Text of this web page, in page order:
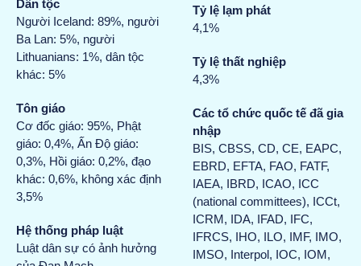
Dân tộc
Người Iceland: 89%, người
Ba Lan: 5%, người
Lithuanians: 1%, dân tộc
khác: 5%
Tôn giáo
Cơ đốc giáo: 95%, Phật
giáo: 0,4%, Ấn Độ giáo:
0,3%, Hồi giáo: 0,2%, đạo
khác: 0,6%, không xác định
3,5%
Hệ thống pháp luật
Luật dân sự có ảnh hưởng
Tỷ lệ lạm phát
4,1%
Tỷ lệ thất nghiệp
4,3%
Các tổ chức quốc tế đã gia
nhập
BIS, CBSS, CD, CE, EAPC,
EBRD, EFTA, FAO, FATF,
IAEA, IBRD, ICAO, ICC
(national committees), ICCt,
ICRM, IDA, IFAD, IFC,
IFRCS, IHO, ILO, IMF, IMO,
IMSO, Interpol, IOC, IOM,